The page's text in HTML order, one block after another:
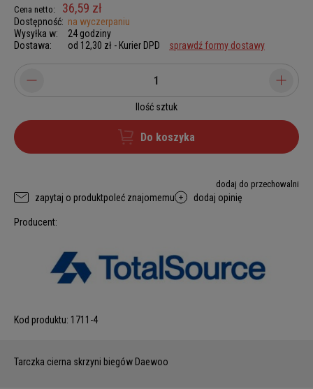
Cena netto: 36,59 zł
Dostępność: na wyczerpaniu
Wysyłka w:
24 godziny
Dostawa:
od 12,30 zł - Kurier DPD sprawdź formy dostawy
Ilość sztuk
Do koszyka
dodaj do przechowalni
zapytaj o produktpoleć znajomemu dodaj opinię
Producent:
Kod produktu: 1711-4
Tarczka cierna skrzyni biegów Daewoo